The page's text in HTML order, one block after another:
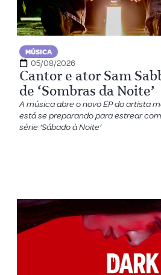
MÚSICA
05/08/2026
Cantor e ator Sam
de ‘Sombras da Noite’
A música abre o novo EP do artista
está se preparando para estrear
série ‘Sábado à Noite’